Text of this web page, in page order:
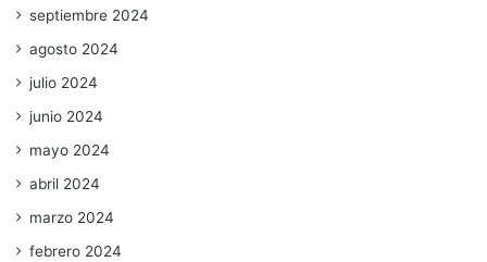
septiembre 2024
agosto 2024
julio 2024
junio 2024
mayo 2024
abril 2024
marzo 2024
febrero 2024